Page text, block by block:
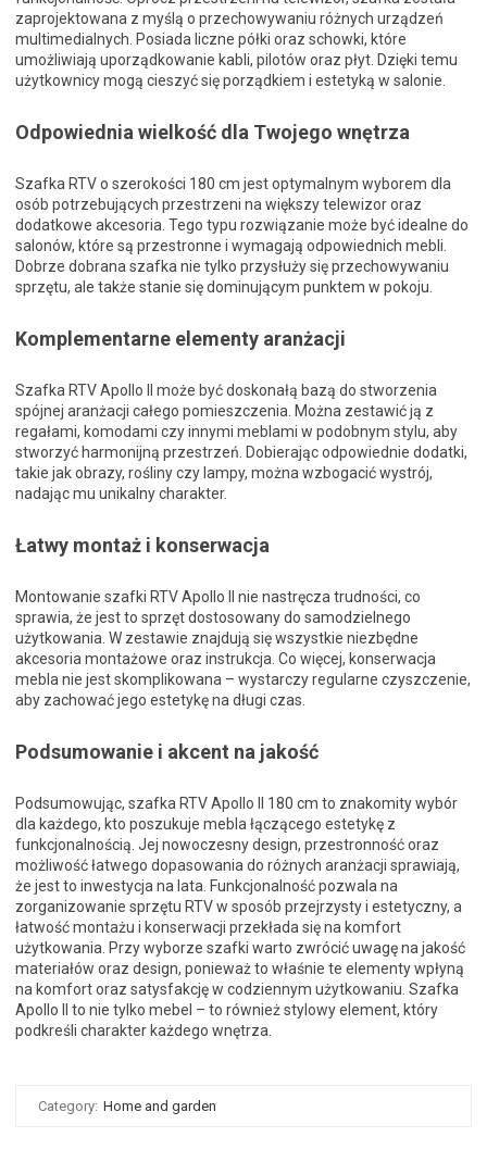
zaprojektowana z myślą o przechowywaniu różnych urządzeń
multimedialnych. Posiada liczne półki oraz schowki, które
umożliwiają uporządkowanie kabli, pilotów oraz płyt. Dzięki temu
użytkownicy mogą cieszyć się porządkiem i estetyką w salonie.
Odpowiednia wielkość dla Twojego wnętrza
Szafka RTV o szerokości 180 cm jest optymalnym wyborem dla
osób potrzebujących przestrzeni na większy telewizor oraz
dodatkowe akcesoria. Tego typu rozwiązanie może być idealne do
salonów, które są przestronne i wymagają odpowiednich mebli.
Dobrze dobrana szafka nie tylko przysłuży się przechowywaniu
sprzętu, ale także stanie się dominującym punktem w pokoju.
Komplementarne elementy aranżacji
Szafka RTV Apollo II może być doskonałą bazą do stworzenia
spójnej aranżacji całego pomieszczenia. Można zestawić ją z
regałami, komodami czy innymi meblami w podobnym stylu, aby
stworzyć harmonijną przestrzeń. Dobierając odpowiednie dodatki,
takie jak obrazy, rośliny czy lampy, można wzbogacić wystrój,
nadając mu unikalny charakter.
Łatwy montaż i konserwacja
Montowanie szafki RTV Apollo II nie nastręcza trudności, co
sprawia, że jest to sprzęt dostosowany do samodzielnego
użytkowania. W zestawie znajdują się wszystkie niezbędne
akcesoria montażowe oraz instrukcja. Co więcej, konserwacja
mebla nie jest skomplikowana – wystarczy regularne czyszczenie,
aby zachować jego estetykę na długi czas.
Podsumowanie i akcent na jakość
Podsumowując, szafka RTV Apollo II 180 cm to znakomity wybór
dla każdego, kto poszukuje mebla łączącego estetykę z
funkcjonalnością. Jej nowoczesny design, przestronność oraz
możliwość łatwego dopasowania do różnych aranżacji sprawiają,
że jest to inwestycja na lata. Funkcjonalność pozwala na
zorganizowanie sprzętu RTV w sposób przejrzysty i estetyczny, a
łatwość montażu i konserwacji przekłada się na komfort
użytkowania. Przy wyborze szafki warto zwrócić uwagę na jakość
materiałów oraz design, ponieważ to właśnie te elementy wpłyną
na komfort oraz satysfakcję w codziennym użytkowaniu. Szafka
Apollo II to nie tylko mebel – to również stylowy element, który
podkreśli charakter każdego wnętrza.
Category: Home and garden